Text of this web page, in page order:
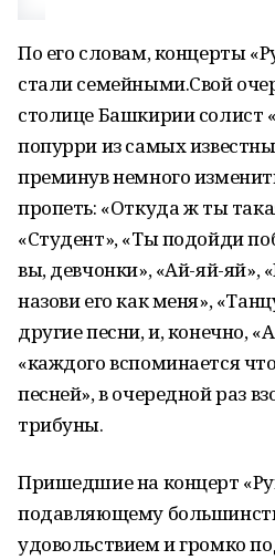
По его словам, концерты
стали семейными.Свой
столице Башкирии солист
попурри из самых
преминув немного
пропеть: «Откуда ж ты
«Студент», «Ты подойди
вы, девчонки», «Ай-яй-яй»,
назови его как меня»,
другие песни, и, конечно,
«каждого вспоминается
песней», в очередной раз
трибуны.
Пришедшие на концерт
подавляющему
удовольствием и громко